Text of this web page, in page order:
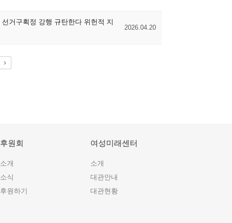
거구획정 강행 규탄한다 위헌적 지
2026.04.20
후원회
소개
소식
후원하기
여성미래센터
소개
대관안내
대관현황